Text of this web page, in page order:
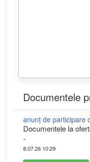
Documentele
anunţ de participare
Documentele la
-
8.07.26 10:29